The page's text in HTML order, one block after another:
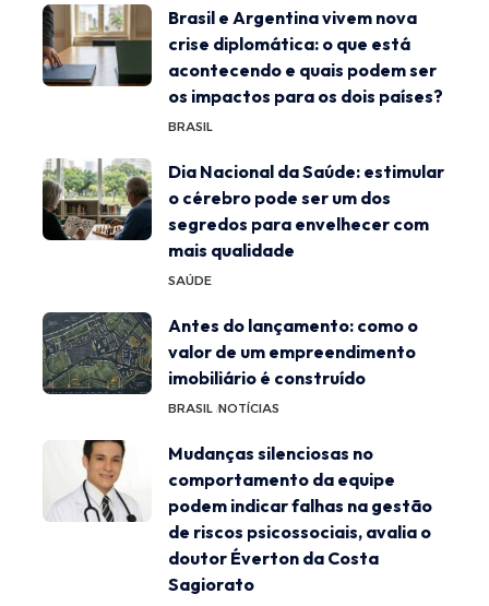
Brasil e Argentina vivem nova
crise diplomática: o que está
acontecendo e quais podem ser
os impactos para os dois países?
BRASIL
Dia Nacional da Saúde: estimular
o cérebro pode ser um dos
segredos para envelhecer com
mais qualidade
SAÚDE
Antes do lançamento: como o
valor de um empreendimento
imobiliário é construído
BRASIL NOTÍCIAS
Mudanças silenciosas no
comportamento da equipe
podem indicar falhas na gestão
de riscos psicossociais, avalia o
doutor Éverton da Costa
Sagiorato